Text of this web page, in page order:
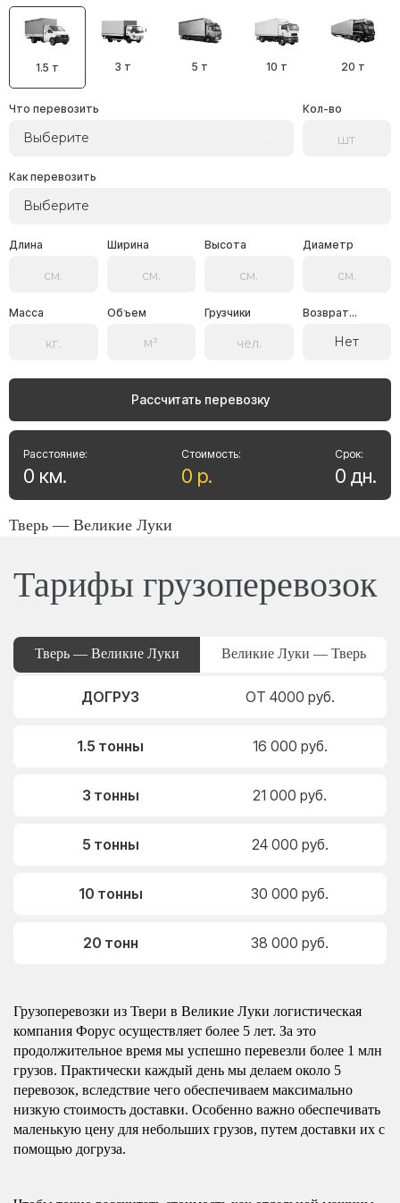
1.5 т 3 т 5 т 10 т 20 т
Что перевозить
Выберите
Кол-во
Как перевозить
Выберите
Длина Ширина Высота Диаметр
Масса Объем Грузчики Возврат...
Нет
Рассчитать перевозку
Стоимость:
0 р.
Расстояние:
0 км.
Срок:
0 дн.
Тверь — Великие Луки
Тарифы грузоперевозок
Тверь — Великие Луки Великие Луки — Тверь
ДОГРУЗ ОТ 4000 руб.
1.5 тонны 16 000 руб.
3 тонны 21 000 руб.
5 тонны 24 000 руб.
10 тонны 30 000 руб.
20 тонн 38 000 руб.
Грузоперевозки из Твери в Великие Луки логистическая
компания Форус осуществляет более 5 лет. За это
продолжительное время мы успешно перевезли более 1 млн
грузов. Практически каждый день мы делаем около 5
перевозок, вследствие чего обеспечиваем максимально
низкую стоимость доставки. Особенно важно обеспечивать
маленькую цену для небольших грузов, путем доставки их с
помощью догруза.